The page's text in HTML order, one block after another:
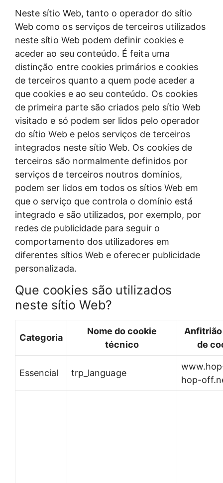
Neste sítio Web, tanto o operador do sítio
Web como os serviços de terceiros utilizados
neste sítio Web podem definir cookies e
aceder ao seu conteúdo. É feita uma
distinção entre cookies primários e cookies
de terceiros quanto a quem pode aceder a
que cookies e ao seu conteúdo. Os cookies
de primeira parte são criados pelo sítio Web
visitado e só podem ser lidos pelo operador
do sítio Web e pelos serviços de terceiros
integrados neste sítio Web. Os cookies de
terceiros são normalmente definidos por
serviços de terceiros noutros domínios,
podem ser lidos em todos os sítios Web em
que o serviço que controla o domínio está
integrado e são utilizados, por exemplo, por
redes de publicidade para seguir o
comportamento dos utilizadores em
diferentes sítios Web e oferecer publicidade
personalizada.
Que cookies são utilizados
neste sítio Web?
Categoria
Nome do cookie
técnico
de
Essencial trp_language
hop-